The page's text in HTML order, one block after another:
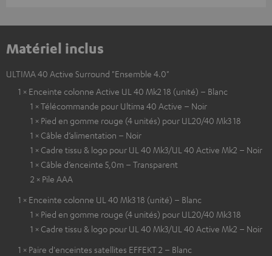
Matériel inclus
ULTIMA 40 Active Surround "Ensemble 4.0"
1 × Enceinte colonne Active UL 40 Mk2 18 (unité) – Blanc
1 × Télécommande pour Ultima 40 Active – Noir
1 × Pied en gomme rouge (4 unités) pour UL20/40 Mk3 18
1 × Câble d’alimentation – Noir
1 × Cadre tissu & logo pour UL 40 Mk3/UL 40 Active Mk2 – Noir
1 × Câble d’enceinte 5,0m – Transparent
2 × Pile AAA
1 × Enceinte colonne UL 40 Mk3 18 (unité) – Blanc
1 × Pied en gomme rouge (4 unités) pour UL20/40 Mk3 18
1 × Cadre tissu & logo pour UL 40 Mk3/UL 40 Active Mk2 – Noir
1 × Paire d'enceintes satellites EFFEKT 2 – Blanc